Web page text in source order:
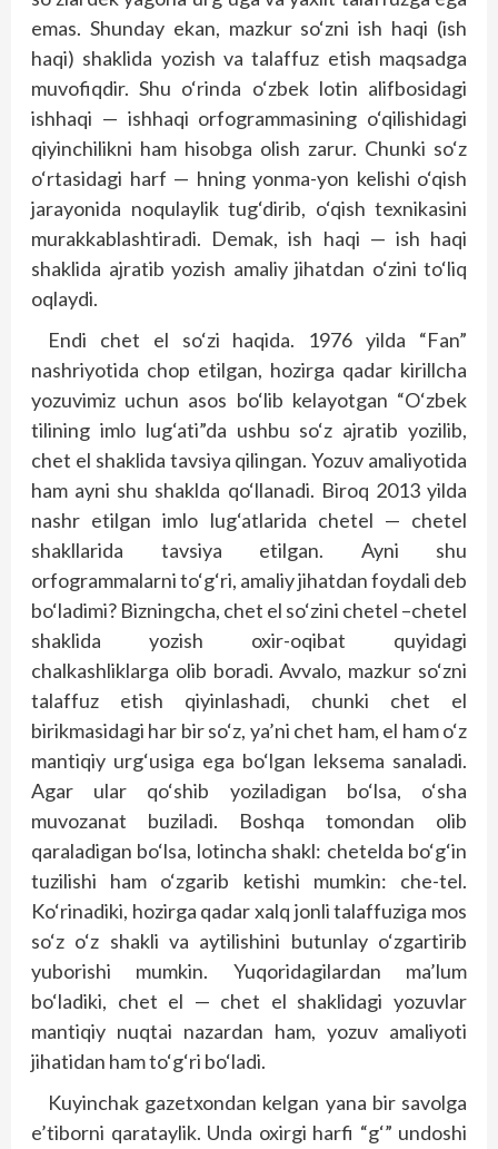
emas. Shunday ekan, mazkur so‘zni ish haqi (ish
haqi) shaklida yozish va talaffuz etish maqsadga
muvofiqdir. Shu o‘rinda o‘zbek lotin alifbosidagi
ishhaqi — ishhaqi orfogrammasining o‘qilishidagi
qiyinchilikni ham hisobga olish zarur. Chunki so‘z
o‘rtasidagi harf — hning yonma-yon kelishi o‘qish
jarayonida noqulaylik tug‘dirib, o‘qish texnikasini
murakkablashtiradi. Demak, ish haqi — ish haqi
shaklida ajratib yozish amaliy jihatdan o‘zini to‘liq
oqlaydi.
Endi chet el so‘zi haqida. 1976 yilda “Fan”
nashriyotida chop etilgan, hozirga qadar kirillcha
yozuvimiz uchun asos bo‘lib kelayotgan “O‘zbek
tilining imlo lug‘ati”da ushbu so‘z ajratib yozilib,
chet el shaklida tavsiya qilingan. Yozuv amaliyotida
ham ayni shu shaklda qo‘llanadi. Biroq 2013 yilda
nashr etilgan imlo lug‘atlarida chetel — chetel
shakllarida tavsiya etilgan. Ayni shu
orfogrammalarni to‘g‘ri, amaliy jihatdan foydali deb
bo‘ladimi? Bizningcha, chet el so‘zini chetel –chetel
shaklida yozish oxir-oqibat quyidagi
chalkashliklarga olib boradi. Avvalo, mazkur so‘zni
talaffuz etish qiyinlashadi, chunki chet el
birikmasidagi har bir so‘z, ya’ni chet ham, el ham o‘z
mantiqiy urg‘usiga ega bo‘lgan leksema sanaladi.
Agar ular qo‘shib yoziladigan bo‘lsa, o‘sha
muvozanat buziladi. Boshqa tomondan olib
qaraladigan bo‘lsa, lotincha shakl: chetelda bo‘g‘in
tuzilishi ham o‘zgarib ketishi mumkin: che-tel.
Ko‘rinadiki, hozirga qadar xalq jonli talaffuziga mos
so‘z o‘z shakli va aytilishini butunlay o‘zgartirib
yuborishi mumkin. Yuqoridagilardan ma’lum
bo‘ladiki, chet el — chet el shaklidagi yozuvlar
mantiqiy nuqtai nazardan ham, yozuv amaliyoti
jihatidan ham to‘g‘ri bo‘ladi.
Kuyinchak gazetxondan kelgan yana bir savolga
e’tiborni qarataylik. Unda oxirgi harfi “g‘” undoshi